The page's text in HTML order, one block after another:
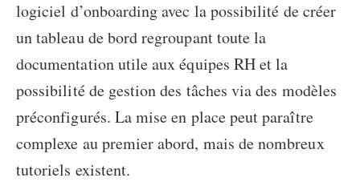
logiciel d’onboarding avec la possibilité de créer
un tableau de bord regroupant toute la
documentation utile aux équipes RH et la
possibilité de gestion des tâches via des modèles
préconfigurés. La mise en place peut paraître
complexe au premier abord, mais de nombreux
tutoriels existent.